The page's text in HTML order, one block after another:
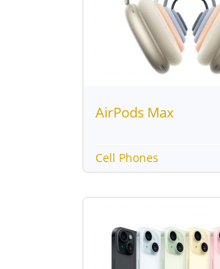
AirPods Max
Cell Phones